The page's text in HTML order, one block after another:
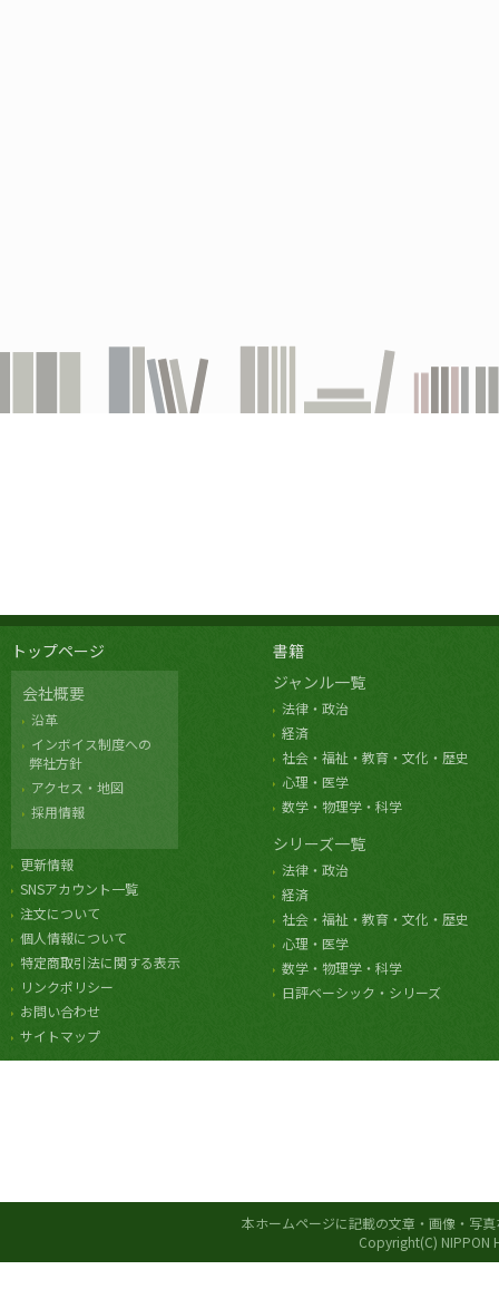
トップページ
会社概要
沿革
インボイス制度への
弊社方針
アクセス・地図
採用情報
更新情報
SNSアカウント一覧
注文について
個人情報について
特定商取引法に関する表示
リンクポリシー
お問い合わせ
サイトマップ
書籍
ジャンル一覧
法律・政治
経済
社会・福祉・教育・文化・歴史
心理・医学
数学・物理学・科学
シリーズ一覧
法律・政治
経済
社会・福祉・教育・文化・歴史
心理・医学
数学・物理学・科学
日評ベーシック・シリーズ
本ホームページに記載の文章・画像・写
Copyright(C) NIPPON